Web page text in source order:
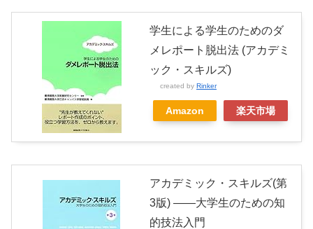
学生による学生のためのダ
メレポート脱出法 (アカデミ
ック・スキルズ)
created by Rinker
Amazon 楽天市場
アカデミック・スキルズ(第
3版) ――大学生のための知
的技法入門